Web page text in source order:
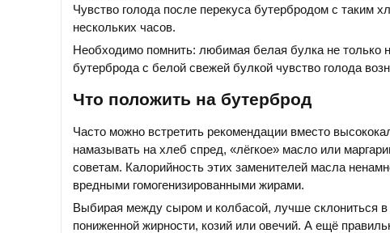
Чувство голода после перекуса бутербродом с таким
нескольких часов.
Необходимо помнить: любимая белая булка не только
бутерброда с белой свежей булкой чувство голода
Что положить на бутерброд
Часто можно встретить рекомендации вместо
намазывать на хлеб спред, «лёгкое» масло или
советам. Калорийность этих заменителей масла
вредными гомогенизированными жирами.
Выбирая между сыром и колбасой, лучше склониться
пониженной жирности, козий или овечий. А ещё